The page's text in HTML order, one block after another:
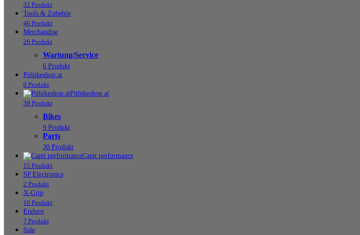
32 Produkt
Tools & Zubehör
46 Produkt
Merchandise
26 Produkt
Wartung/Service
6 Produkt
Pitbikeshop.at
0 Produkt
Pitbikeshop.at
39 Produkt
Bikes
9 Produkt
Parts
30 Produkt
Capit performance
15 Produkt
SP Electronics
2 Produkt
X-Grip
10 Produkt
Enduro
7 Produkt
Sale